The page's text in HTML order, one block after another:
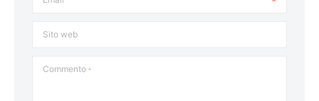
Sito web
Commento *